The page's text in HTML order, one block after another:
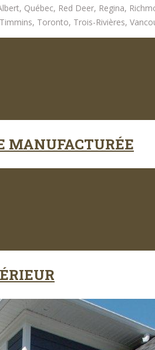
Québec, Red Deer, Regina,
Toronto, Trois-Rivières,
MANUFACTURÉE